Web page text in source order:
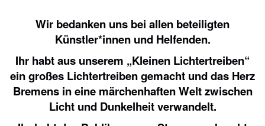
Wir bedanken uns bei allen beteiligten
Künstler*innen und Helfenden.
Ihr habt aus unserem „Kleinen Lichtertreiben“
ein großes Lichtertreiben gemacht und das Herz
Bremens in eine märchenhaften Welt zwischen
Licht und Dunkelheit verwandelt.